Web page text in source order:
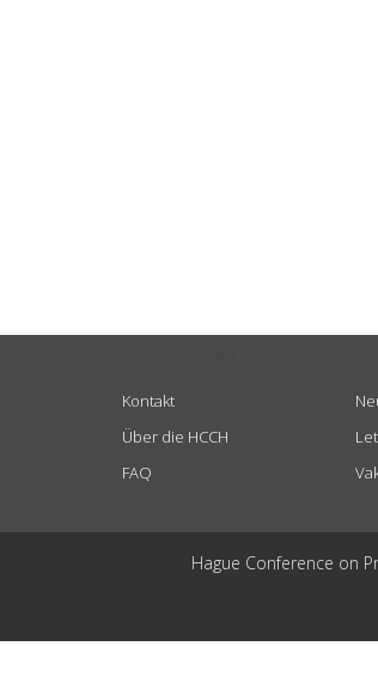
Kontakt
Über die HCCH
FAQ
Hague Conference on